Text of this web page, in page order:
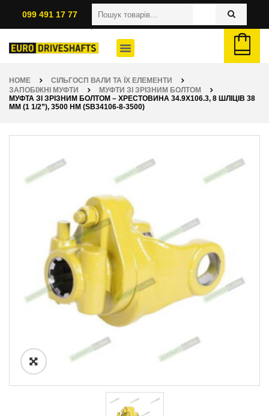
099 491 17 77
HOME
СІЛЬГОСП ВАЛИ ТА ЇХ ЕЛЕМЕНТИ
ЗАПОБІЖНІ МУФТИ
МУФТИ ЗІ ЗРІЗНИМ БОЛТОМ
МУФТА ЗІ ЗРІЗНИМ БОЛТОМ – ХРЕСТОВИНА 34.9Х106.3, 8 ШЛІЦІВ 38
ММ (1 1/2”), 3500 НМ (SB34106-8-3500)